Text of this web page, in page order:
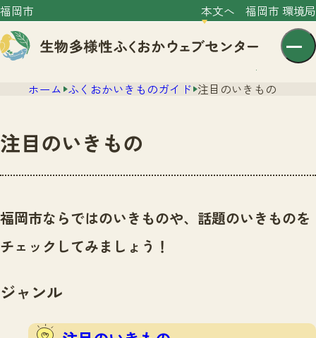
福岡市 本文へ 福岡市 環境局
センター紹介
センター紹介TOP
サイトポリシー
ニュース
いきものガイド
注目のいきもの
イベント
ホーム ふくおかいきものガイド 注目のいきもの
注目のいきもの
福岡市ならではのいきものや、話題のいきものを
チェックしてみましょう！
ジャンル